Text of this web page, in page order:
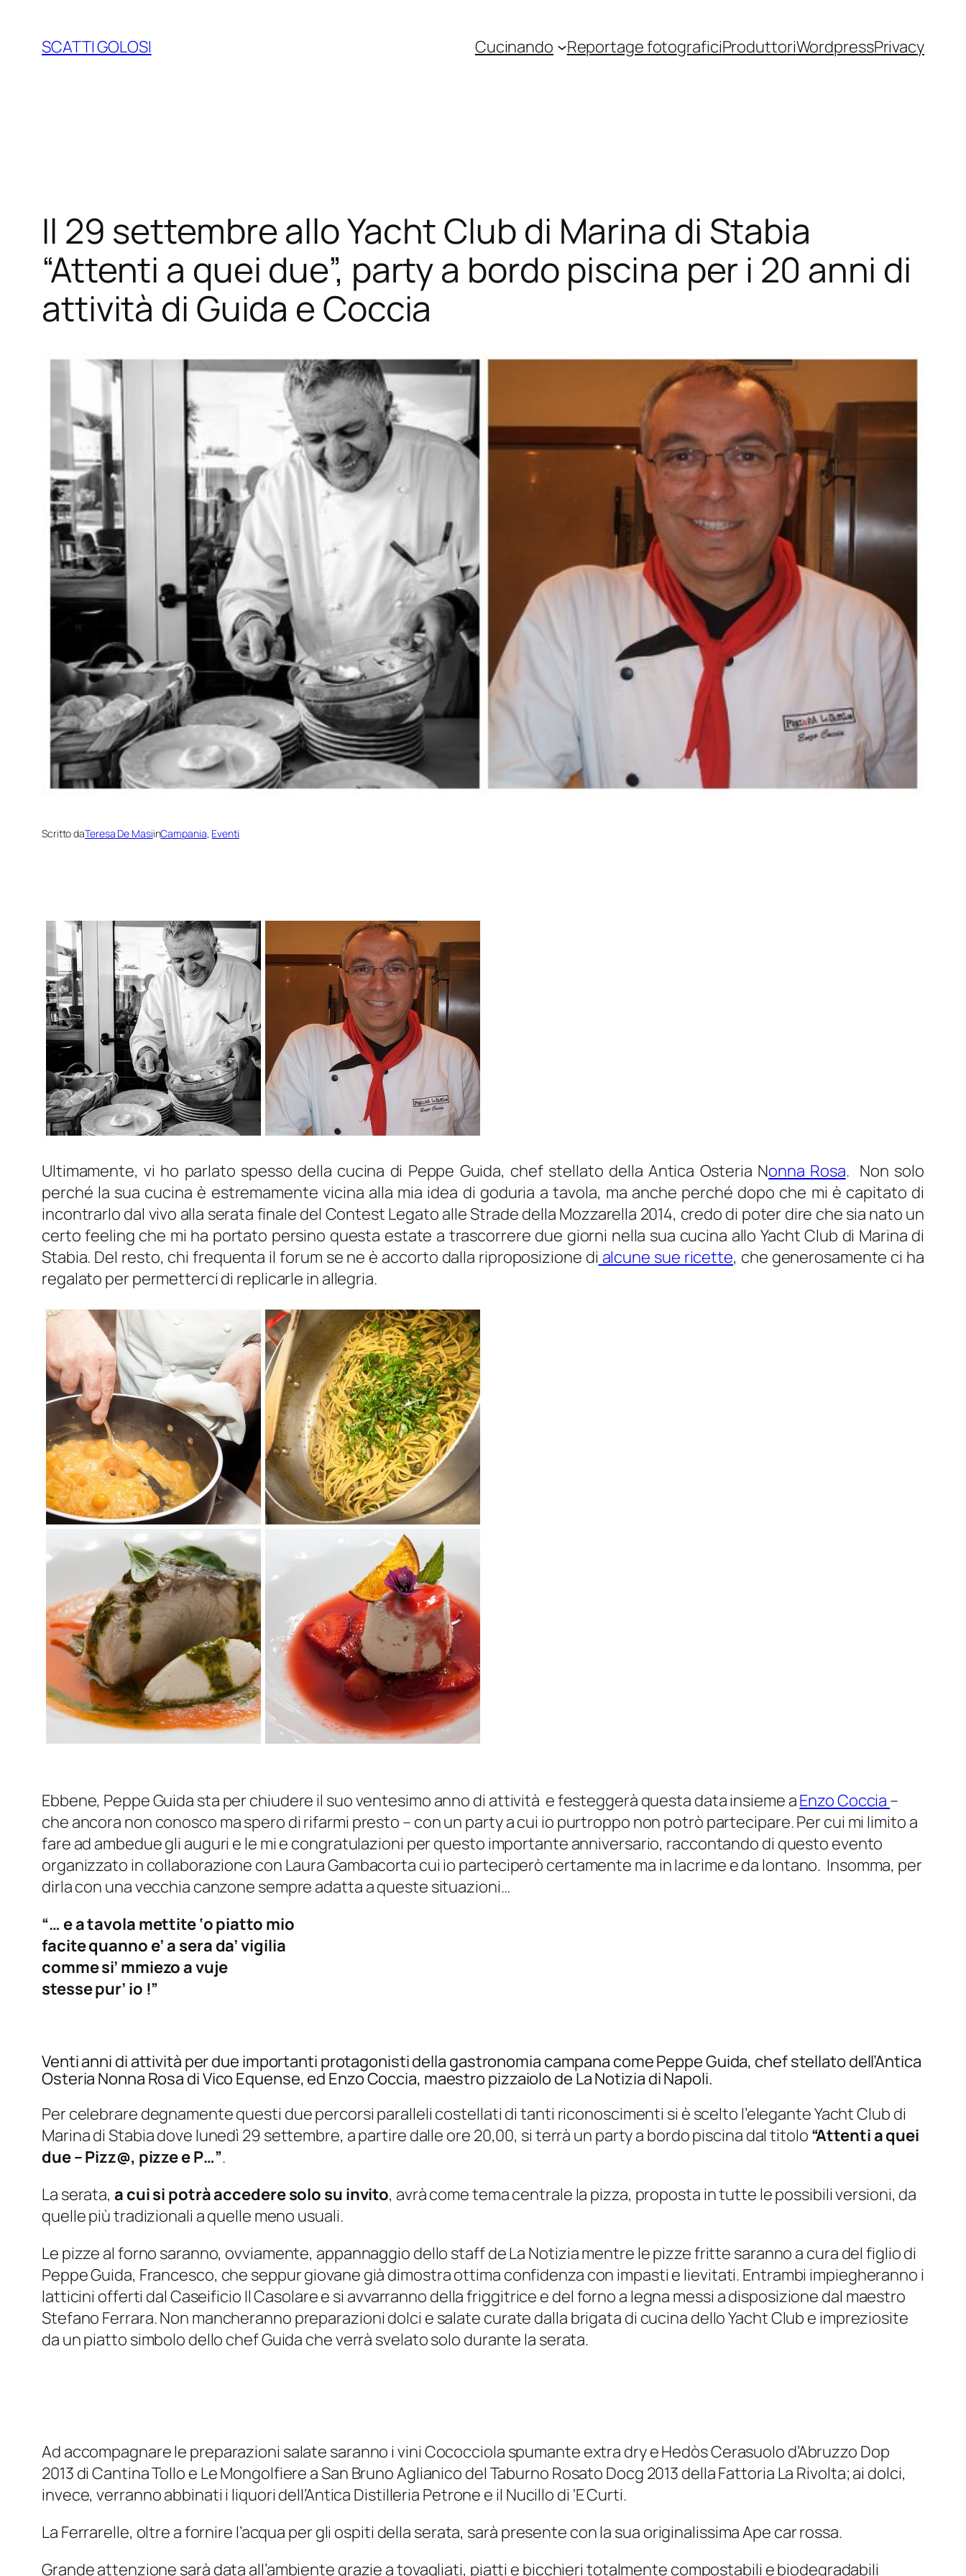
contenuto
SCATTI GOLOSI Cucinando Reportage fotograficiProduttoriWordpressPrivacy
Il 29 settembre allo Yacht Club di Marina di Stabia
“Attenti a quei due”, party a bordo piscina per i 20 anni di
attività di Guida e Coccia
Scritto daTeresa De MasiinCampania, Eventi
Ultimamente, vi ho parlato spesso della cucina di Peppe Guida, chef stellato della Antica Osteria Nonna Rosa. Non solo
perché la sua cucina è estremamente vicina alla mia idea di goduria a tavola, ma anche perché dopo che mi è capitato di
incontrarlo dal vivo alla serata finale del Contest Legato alle Strade della Mozzarella 2014, credo di poter dire che sia nato un
certo feeling che mi ha portato persino questa estate a trascorrere due giorni nella sua cucina allo Yacht Club di Marina di
Stabia. Del resto, chi frequenta il forum se ne è accorto dalla riproposizione di alcune sue ricette, che generosamente ci ha
regalato per permetterci di replicarle in allegria.
Ebbene, Peppe Guida sta per chiudere il suo ventesimo anno di attività e festeggerà questa data insieme aEnzo Coccia –
che ancora non conosco ma spero di rifarmi presto – con un party a cui io purtroppo non potrò partecipare. Per cui mi limito a
fare ad ambedue gli auguri e le mi e congratulazioni per questo importante anniversario, raccontando di questo evento
organizzato in collaborazione con Laura Gambacorta cui io parteciperò certamente ma in lacrime e da lontano. Insomma, per
dirla con una vecchia canzone sempre adatta a queste situazioni…
“… e a tavola mettite ‘o piatto mio
facite quanno e’ a sera da’ vigilia
comme si’ mmiezo a vuje
stesse pur’ io !”
Venti anni di attività per due importanti protagonisti della gastronomia campana come Peppe Guida, chef stellato dell’Antica
Osteria Nonna Rosa di Vico Equense, ed Enzo Coccia, maestro pizzaiolo de La Notizia di Napoli.
Per celebrare degnamente questi due percorsi paralleli costellati di tanti riconoscimenti si è scelto l’elegante Yacht Club di
Marina di Stabia dove lunedì 29 settembre, a partire dalle ore 20,00, si terrà un party a bordo piscina dal titolo “Attenti a quei
due – Pizz@, pizze e P…”.
La serata, a cui si potrà accedere solo su invito, avrà come tema centrale la pizza, proposta in tutte le possibili versioni, da
quelle più tradizionali a quelle meno usuali.
Le pizze al forno saranno, ovviamente, appannaggio dello staff de La Notizia mentre le pizze fritte saranno a cura del figlio di
Peppe Guida, Francesco, che seppur giovane già dimostra ottima confidenza con impasti e lievitati. Entrambi impiegheranno i
latticini offerti dal Caseificio Il Casolare e si avvarranno della friggitrice e del forno a legna messi a disposizione dal maestro
Stefano Ferrara. Non mancheranno preparazioni dolci e salate curate dalla brigata di cucina dello Yacht Club e impreziosite
da un piatto simbolo dello chef Guida che verrà svelato solo durante la serata.
Ad accompagnare le preparazioni salate saranno i vini Cococciola spumante extra dryeHedòs Cerasuolo d’Abruzzo Dop
2013 di Cantina Tollo e Le Mongolfiere a San Bruno Aglianico del Taburno Rosato Docg 2013 della Fattoria La Rivolta; ai dolci,
invece, verranno abbinati i liquori dell’Antica Distilleria Petrone e il Nucillo di ‘E Curti.
La Ferrarelle, oltre a fornire l’acqua per gli ospiti della serata, sarà presente con la sua originalissima Ape car rossa.
Grande attenzione sarà data all’ambiente grazie a tovagliati, piatti e bicchieri totalmente compostabili e biodegradabili